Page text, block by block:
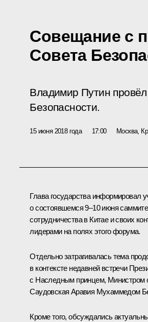
Совещание с
Совета
Владимир Путин
Безопасности.
15 июня 2018 года 17:00 Москва,
Глава государства информировал
о состоявшемся 9–10 июня саммите
сотрудничествав Китае и своих
лидерами на полях этого форума.
Отдельно затрагивалась тема
в контексте недавней встречи
с Наследным принцем, Министром
Саудовская Аравия Мухаммедом
Кроме того, обсуждались